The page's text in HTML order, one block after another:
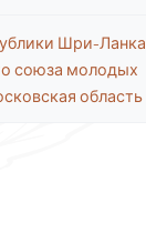
Шри-Ланка
союза молодых
область